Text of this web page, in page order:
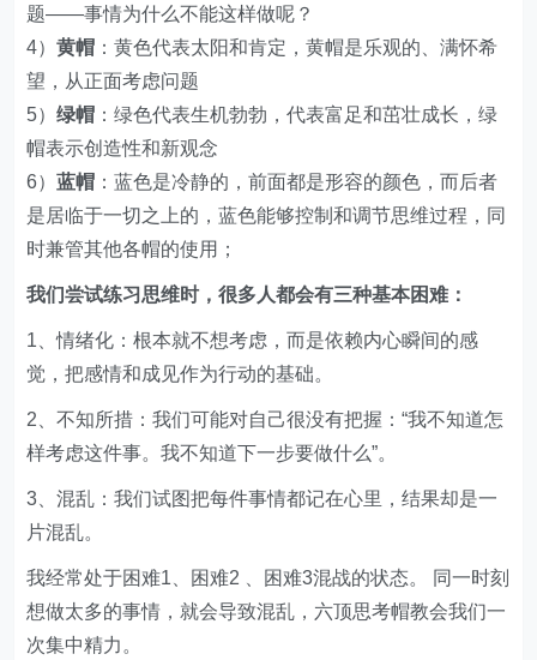
题——事情为什么不能这样做呢？
4）黄帽 ：黄色代表太阳和肯定，黄帽是乐观的、满怀希
望，从正面考虑问题
5）绿帽 ：绿色代表生机勃勃，代表富足和茁壮成长，绿
帽表示创造性和新观念
6）蓝帽 ：蓝色是冷静的，前面都是形容的颜色，而后者
是居临于一切之上的，蓝色能够控制和调节思维过程，同
时兼管其他各帽的使用；
我们尝试练习思维时，很多人都会有三种基本困难：
1、情绪化：根本就不想考虑，而是依赖内心瞬间的感
觉，把感情和成见作为行动的基础。
2、不知所措：我们可能对自己很没有把握：“我不知道怎
样考虑这件事。我不知道下一步要做什么”。
3、混乱：我们试图把每件事情都记在心里，结果却是一
片混乱。
我经常处于困难1、困难2 、困难3混战的状态。 同一时刻
想做太多的事情，就会导致混乱，六顶思考帽教会我们一
次集中精力。